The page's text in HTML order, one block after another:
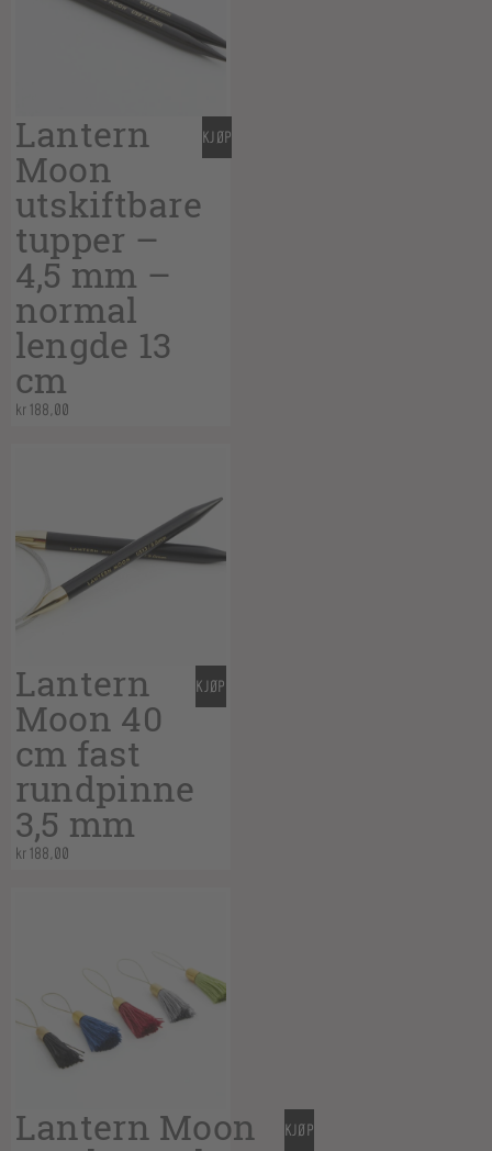
Lantern
Moon
utskiftbare
tupper –
4,5 mm –
normal
lengde 13
cm
kr188,00
KJØP
Lantern
Moon 40
cm fast
rundpinne
3,5 mm
kr188,00
KJØP
Lantern Moon KJØP